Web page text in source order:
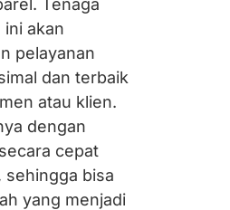
akan
pelayanan
dan terbaik
atau klien.
dengan
cepat
sehingga bisa
yang menjadi